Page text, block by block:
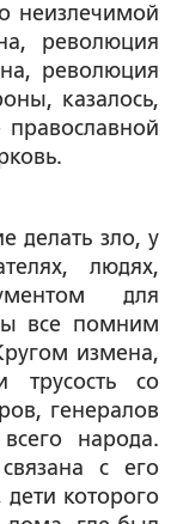
неизлечимой
революция
революция
казалось,
делать зло, у
людях,
для
все помним
измена,
трусость со
генералов
народа.
с его
которого